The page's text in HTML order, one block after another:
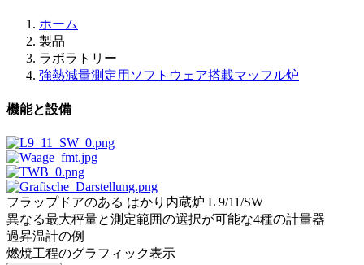
ホーム
製品
ラボラトリー
強熱減量測定用ソフトウェア搭載マッフル炉
機能と設備
フラップドアのある はかり内蔵炉 L 9/11/SW
異なる最大秤量と測定範囲の選択が可能な4種の計量器
過昇温計の例
燃焼工程のグラフィック表示